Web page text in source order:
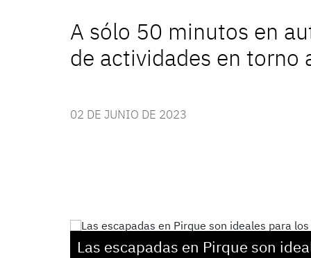
A sólo 50 minutos en
de actividades en torno
02 DE JUNIO DE 2023
Las escapadas en Pirque son